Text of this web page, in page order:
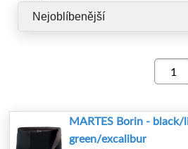
Martes Sport Sp. z o.o., 43-300 Bielsko-
MARTES Borin - black/
green/excalibur